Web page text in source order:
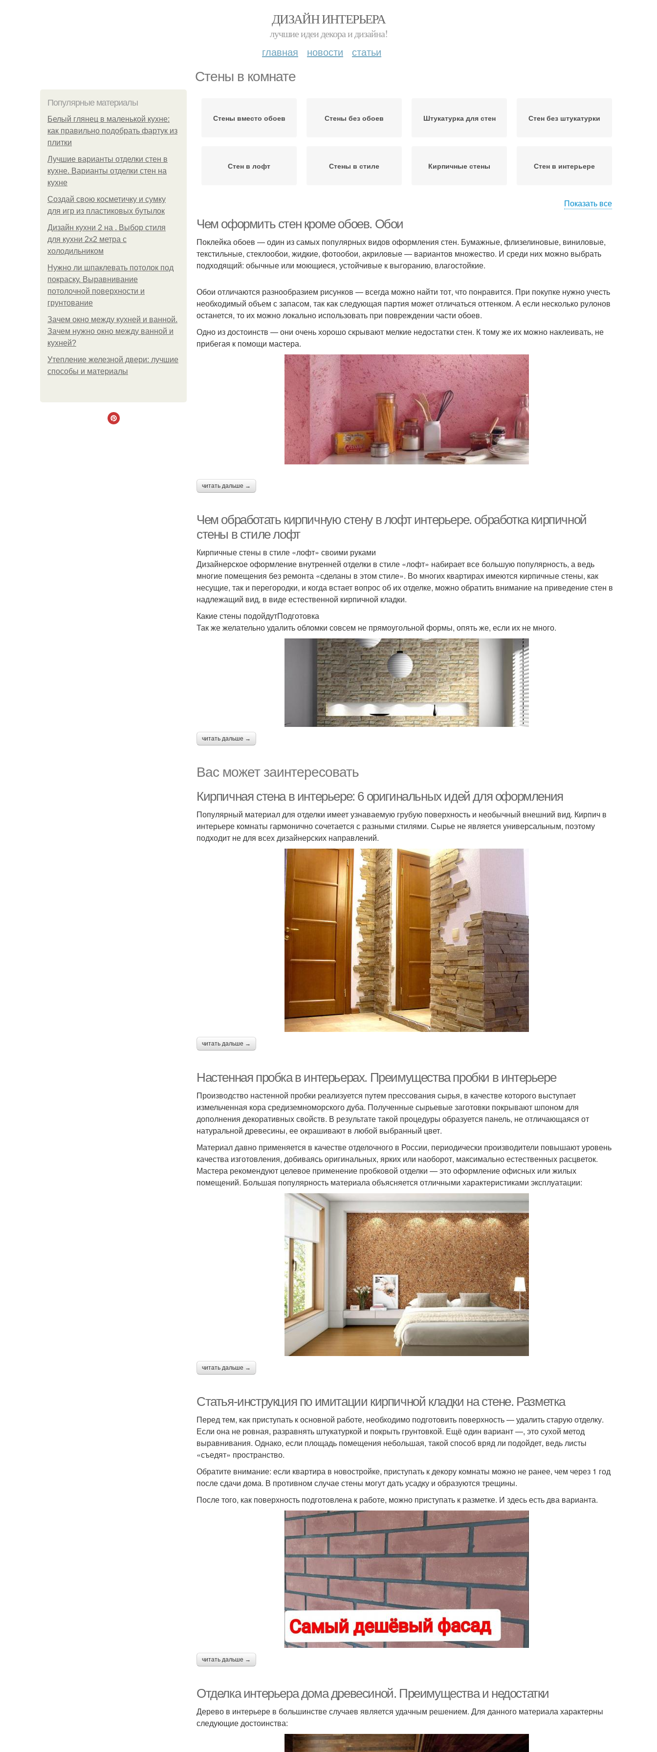
ДИЗАЙН ИНТЕРЬЕРА
лучшие идеи декора и дизайна!
главная новости статьи
Стены в комнате
Популярные материалы
Белый глянец в маленькой кухне:
как правильно подобрать фартук из
плитки
Лучшие варианты отделки стен в
кухне. Варианты отделки стен на
кухне
Создай свою косметичку и сумку
для игр из пластиковых бутылок
Дизайн кухни 2 на . Выбор стиля
для кухни 2х2 метра с
холодильником
Нужно ли шпаклевать потолок под
покраску. Выравнивание
потолочной поверхности и
грунтование
Зачем окно между кухней и ванной.
Зачем нужно окно между ванной и
кухней?
Утепление железной двери: лучшие
способы и материалы
Стены вместо обоев Стены без обоев Штукатурка для стен Стен без штукатурки
Стен в лофт Стены в стиле Кирпичные стены Стен в интерьере
стены
стены
Показать все
Чем оформить стен кроме обоев. Обои
Поклейка обоев — один из самых популярных видов оформления стен. Бумажные, флизелиновые, виниловые,
текстильные, стеклообои, жидкие, фотообои, акриловые — вариантов множество. И среди них можно выбрать
подходящий: обычные или моющиеся, устойчивые к выгоранию, влагостойкие.
Обои отличаются разнообразием рисунков — всегда можно найти тот, что понравится. При покупке нужно учесть
необходимый объем с запасом, так как следующая партия может отличаться оттенком. А если несколько рулонов
останется, то их можно локально использовать при повреждении части обоев.
Одно из достоинств — они очень хорошо скрывают мелкие недостатки стен. К тому же их можно наклеивать, не
прибегая к помощи мастера.
читать дальше →
Чем обработать кирпичную стену в лофт интерьере. обработка кирпичной
стены в стиле лофт
Кирпичные стены в стиле «лофт» своими руками
Дизайнерское оформление внутренней отделки в стиле «лофт» набирает все большую популярность, а ведь
многие помещения без ремонта «сделаны в этом стиле». Во многих квартирах имеются кирпичные стены, как
несущие, так и перегородки, и когда встает вопрос об их отделке, можно обратить внимание на приведение стен в
надлежащий вид, в виде естественной кирпичной кладки.
Какие стены подойдутПодготовка
Так же желательно удалить обломки совсем не прямоугольной формы, опять же, если их не много.
читать дальше →
Вас может заинтересовать
Кирпичная стена в интерьере: 6 оригинальных идей для оформления
Популярный материал для отделки имеет узнаваемую грубую поверхность и необычный внешний вид. Кирпич в
интерьере комнаты гармонично сочетается с разными стилями. Сырье не является универсальным, поэтому
подходит не для всех дизайнерских направлений.
читать дальше →
Настенная пробка в интерьерах. Преимущества пробки в интерьере
Производство настенной пробки реализуется путем прессования сырья, в качестве которого выступает
измельченная кора средиземноморского дуба. Полученные сырьевые заготовки покрывают шпоном для
дополнения декоративных свойств. В результате такой процедуры образуется панель, не отличающаяся от
натуральной древесины, ее окрашивают в любой выбранный цвет.
Материал давно применяется в качестве отделочного в России, периодически производители повышают уровень
качества изготовления, добиваясь оригинальных, ярких или наоборот, максимально естественных расцветок.
Мастера рекомендуют целевое применение пробковой отделки — это оформление офисных или жилых
помещений. Большая популярность материала объясняется отличными характеристиками эксплуатации:
читать дальше →
Статья-инструкция по имитации кирпичной кладки на стене. Разметка
Перед тем, как приступать к основной работе, необходимо подготовить поверхность — удалить старую отделку.
Если она не ровная, разравнять штукатуркой и покрыть грунтовкой. Ещё один вариант —, это сухой метод
выравнивания. Однако, если площадь помещения небольшая, такой способ вряд ли подойдет, ведь листы
«съедят» пространство.
Обратите внимание: если квартира в новостройке, приступать к декору комнаты можно не ранее, чем через 1 год
после сдачи дома. В противном случае стены могут дать усадку и образуются трещины.
После того, как поверхность подготовлена к работе, можно приступать к разметке. И здесь есть два варианта.
читать дальше →
Отделка интерьера дома древесиной. Преимущества и недостатки
Дерево в интерьере в большинстве случаев является удачным решением. Для данного материала характерны
следующие достоинства: